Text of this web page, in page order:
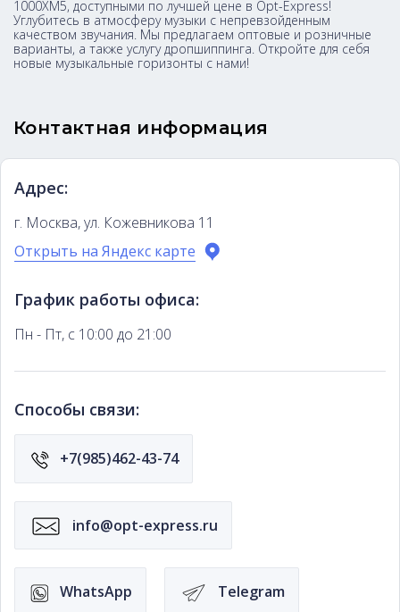
1000XM5, доступными по лучшей цене в Opt-Express!
Углубитесь в атмосферу музыки с непревзойденным
качеством звучания. Мы предлагаем оптовые и розничные
варианты, а также услугу дропшиппинга. Откройте для себя
новые музыкальные горизонты с нами!
Контактная информация
Адрес:
г. Москва, ул. Кожевникова 11
Открыть на Яндекс карте
График работы офиса:
Пн - Пт, с 10:00 до 21:00
Способы связи:
+7(985)462-43-74
info@opt-express.ru
WhatsApp Telegram